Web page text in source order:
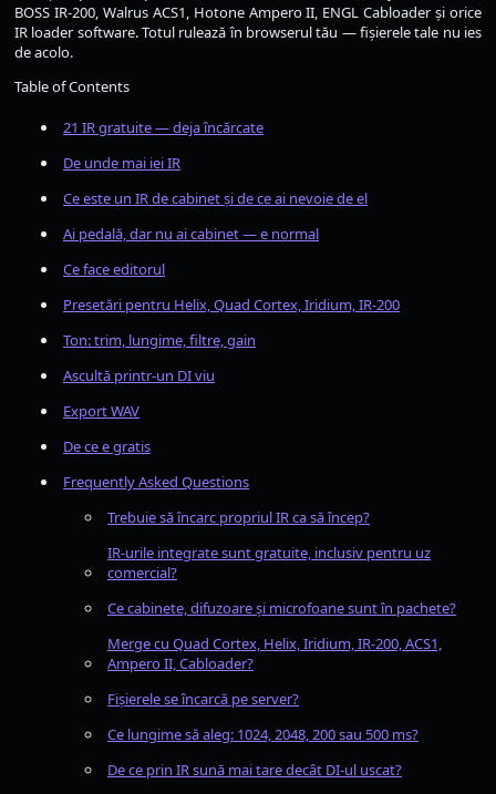
BOSS IR-200, Walrus ACS1, Hotone Ampero II, ENGL Cabloader și orice
IR loader software. Totul rulează în browserul tău — fișierele tale nu ies
de acolo.
Table of Contents
21 IR gratuite — deja încărcate
De unde mai iei IR
Ce este un IR de cabinet și de ce ai nevoie de el
Ai pedală, dar nu ai cabinet — e normal
Ce face editorul
Presetări pentru Helix, Quad Cortex, Iridium, IR-200
Ton: trim, lungime, filtre, gain
Ascultă printr-un DI viu
Export WAV
De ce e gratis
Frequently Asked Questions
Trebuie să încarc propriul IR ca să încep?
IR-urile integrate sunt gratuite, inclusiv pentru uz
comercial?
Ce cabinete, difuzoare și microfoane sunt în pachete?
Merge cu Quad Cortex, Helix, Iridium, IR-200, ACS1,
Ampero II, Cabloader?
Fișierele se încarcă pe server?
Ce lungime să aleg: 1024, 2048, 200 sau 500 ms?
De ce prin IR sună mai tare decât DI-ul uscat?